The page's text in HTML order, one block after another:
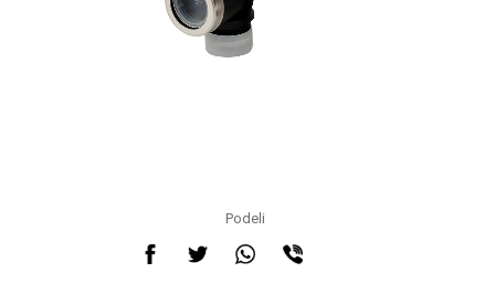
Podeli